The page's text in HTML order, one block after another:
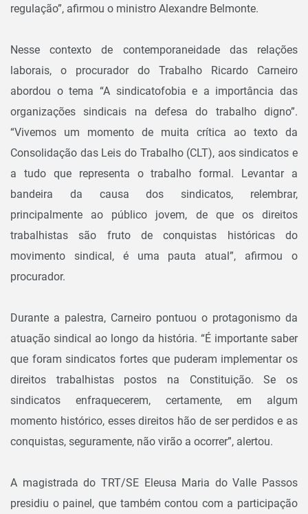
regulação”, afirmou o ministro Alexandre Belmonte.
Nesse contexto de contemporaneidade das relações
laborais, o procurador do Trabalho Ricardo Carneiro
abordou o tema “A sindicatofobia e a importância das
organizações sindicais na defesa do trabalho digno”.
“Vivemos um momento de muita crítica ao texto da
Consolidação das Leis do Trabalho (CLT), aos sindicatos e
a tudo que representa o trabalho formal. Levantar a
bandeira da causa dos sindicatos, relembrar,
principalmente ao público jovem, de que os direitos
trabalhistas são fruto de conquistas históricas do
movimento sindical, é uma pauta atual”, afirmou o
procurador.
Durante a palestra, Carneiro pontuou o protagonismo da
atuação sindical ao longo da história. “É importante saber
que foram sindicatos fortes que puderam implementar os
direitos trabalhistas postos na Constituição. Se os
sindicatos enfraquecerem, certamente, em algum
momento histórico, esses direitos hão de ser perdidos e as
conquistas, seguramente, não virão a ocorrer”, alertou.
A magistrada do TRT/SE Eleusa Maria do Valle Passos
presidiu o painel, que também contou com a participação